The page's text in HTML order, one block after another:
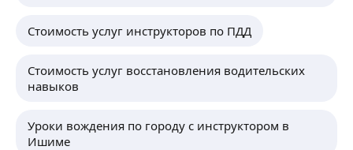
Стоимость услуг инструкторов по ПДД
Стоимость услуг восстановления водительских
навыков
Уроки вождения по городу с инструктором в
Ишиме